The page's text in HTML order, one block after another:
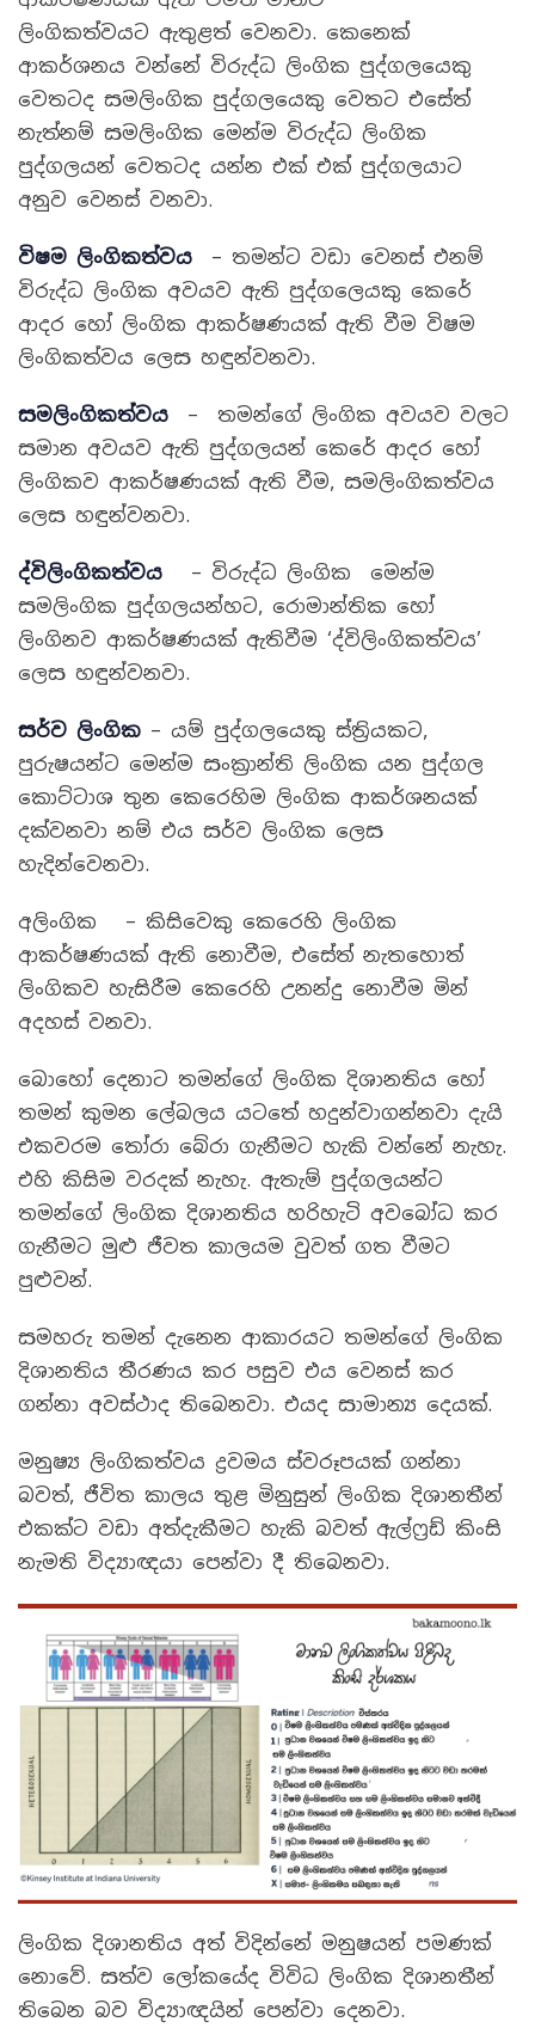
ලිංගිකත්වයට ඇතුළත් වෙනවා. කෙනෙක්
ආකර්ශනය වන්නේ විරුද්ධ ලිංගික පුද්ගලයෙකු
වෙතටද සමලිංගික පුද්ගලයෙකු වෙතට එසේත්
නැත්නම් සමලිංගික මෙන්ම විරුද්ධ ලිංගික
පුද්ගලයන් වෙතටද යන්න එක් එක් පුද්ගලයාට
අනුව වෙනස් වනවා.
විෂම ලිංගිකත්වය – තමන්ට වඩා වෙනස් එනම්
විරුද්ධ ලිංගික අවයව ඇති පුද්ගලෙයකු කෙරේ
ආදර හෝ ලිංගික ආකර්ෂණයක් ඇති වීම විෂම
ලිංගිකත්වය ලෙස හඳුන්වනවා.
සමලිංගිකත්වය – තමන්ගේ ලිංගික අවයව වලට
සමාන අවයව ඇති පුද්ගලයන් කෙරේ ආදර හෝ
ලිංගිකව ආකර්ෂණයක් ඇති වීම, සමලිංගිකත්වය
ලෙස හඳුන්වනවා.
ද්විලිංගිකත්වය – විරුද්ධ ලිංගික මෙන්ම
සමලිංගික පුද්ගලයන්හට, රොමාන්තික හෝ
ලිංගිනව ආකර්ෂණයක් ඇතිවීම ‘ද්විලිංගිකත්වය’
ලෙස හඳුන්වනවා.
සර්ව ලිංගික – යම් පුද්ගලයෙකු ස්ත්‍රියකට,
පුරුෂයන්ට මෙන්ම සංක්‍රාන්ති ලිංගික යන පුද්ගල
කොට්ටාශ තුන කෙරෙහිම ලිංගික ආකර්ශනයක්
දක්වනවා නම් එය සර්ව ලිංගික ලෙස
හැදින්වෙනවා.
අලිංගික – කිසිවෙකු කෙරෙහි ලිංගික
ආකර්ෂණයක් ඇති නොවීම, එසේත් නැතහොත්
ලිංගිකව හැසිරීම කෙරෙහි උනන්දු නොවීම මින්
අදහස් වනවා.
බොහෝ දෙනාට තමන්ගේ ලිංගික දිශානතිය හෝ
තමන් කුමන ලේබලය යටතේ හදුන්වාගන්නවා දැයි
එකවරම තෝරා බේරා ගැනීමට හැකි වන්නේ නැහැ.
එහි කිසිම වරදක් නැහැ. ඇතැම් පුද්ගලයන්ට
තමන්ගේ ලිංගික දිශානතිය හරිහැටි අවබෝධ කර
ගැනීමට මුළු ජීවත කාලයම වුවත් ගත වීමට
පුළුවන්.
සමහරු තමන් දැනෙන ආකාරයට තමන්ගේ ලිංගික
දිශානතිය තීරණය කර පසුව එය වෙනස් කර
ගන්නා අවස්ථාද තිබෙනවා. එයද සාමාන්‍ය දෙයක්.
මනුෂ්‍ය ලිංගිකත්වය ද්‍රවමය ස්වරූපයක් ගන්නා
බවත්, ජීවිත කාලය තුළ මිනුසුන් ලිංගික දිශානතීන්
එකක්ට වඩා අත්දැකීමට හැකි බවත් ඇල්ෆ්‍රඩ් කිංසි
නැමති විද්‍යාඥයා පෙන්වා දී තිබෙනවා.
ලිංගික දිශානතිය අත් විදින්නේ මනුෂයන් පමණක්
නොවේ. සත්ව ලෝකයේද විවිධ ලිංගික දිශානතීන්
තිබෙන බව විද්‍යාඥයින් පෙන්වා දෙනවා.